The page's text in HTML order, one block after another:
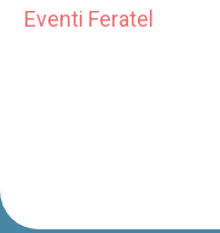
Eventi Feratel